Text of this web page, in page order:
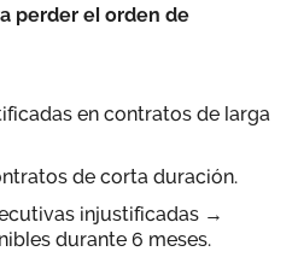
perder el orden de
en contratos de larga
de corta duración.
injustificadas →
durante 6 meses.